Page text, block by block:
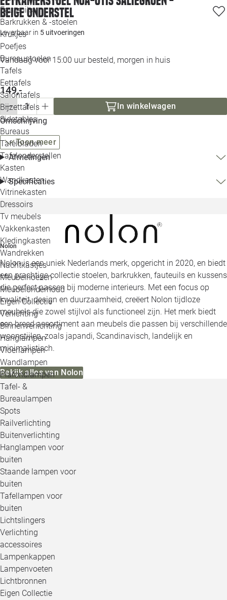
Fauteuils
Barkrukken & -stoelen
Krukjes
Poefjes
Bureaustoelen
Tafels
Eettafels
Salontafels
Bijzettafels
Sidetables
Bureaus
Tafelbladen
Tafelonderstellen
Kasten
Wandkasten
Vitrinekasten
Dressoirs
Tv meubels
Vakkenkasten
Kledingkasten
Wandrekken
Nachtkastjes
Meubelhoezen
Meubelonderhoud
Eigen Collectie
Verlichting
Binnenverlichting
Hanglampen
Vloerlampen
Wandlampen
Plafondlampen
Tafel- &
Bureaulampen
Spots
Railverlichting
Buitenverlichting
Hanglampen voor
buiten
Staande lampen voor
buiten
Tafellampen voor
buiten
Lichtslingers
Verlichting
accessoires
Lampenkappen
Lampenvoeten
Lichtbronnen
Eigen Collectie
beige onderstel
Leverbaar in 5 uitvoeringen
Vandaag voor 15:00 uur besteld, morgen in huis
149,-
In winkelwagen
Omschrijving
Toon meer
Afmetingen
Specificaties
Nolon
Nolon is een uniek Nederlands merk, opgericht in 2020, en biedt
een prachtige collectie stoelen, barkrukken, fauteuils en kussens
die perfect passen bij moderne interieurs. Met een focus op
kwaliteit, design en duurzaamheid, creëert Nolon tijdloze
meubels die zowel stijlvol als functioneel zijn. Het merk biedt
een breed assortiment aan meubels die passen bij verschillende
woonstijlen, zoals japandi, Scandinavisch, landelijk en
minimalistisch.
Bekijk alles van Nolon